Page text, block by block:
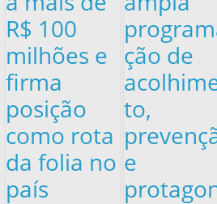
R$ 100
milhões e
firma
posição
como rota
da folia no
país
ção de
to,
e